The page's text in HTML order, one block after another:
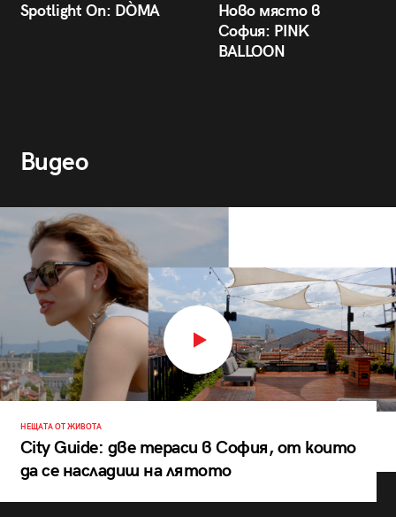
Spotlight On: DÒMA
Ново място в
София: PINK
BALLOON
Видео
НЕЩАТА ОТ ЖИВОТА
City Guide: две тераси в София, от които
да се насладиш на лятото